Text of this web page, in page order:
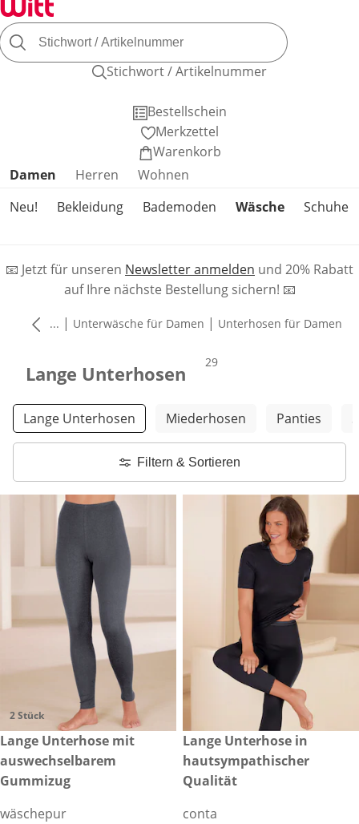
Stichwort / Artikelnummer
Bestellschein
Merkzettel
Warenkorb
Produktkategorien überspringen
Damen Herren
Wohnen
Neu!
Bekleidung Bademoden Wäsche Schuhe
📧 Jetzt für unseren Newsletter anmelden und 20% Rabatt
auf Ihre nächste Bestellung sichern! 📧
... | Unterwäsche für Damen | Unterhosen für Damen
Lange Unterhosen Produkte
29
Weitere Kategorien überspringen
Lange Unterhosen Miederhosen Panties
Filtern & Sortieren
2 Stück
€ 26,98
Lange Unterhose mit
auswechselbarem
Gummizug
wäschepur
€ 49,99
Lange Unterhose in
hautsympathischer
Qualität
conta